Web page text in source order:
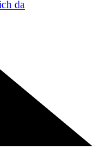
da